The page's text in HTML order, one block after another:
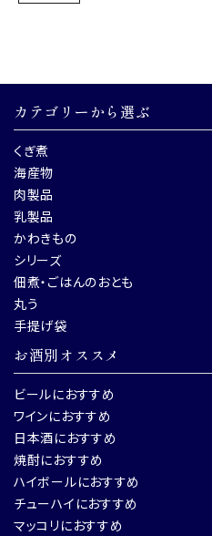
カテゴリーから選ぶ
くぎ煮
海産物
肉製品
乳製品
かわきもの
シリーズ
佃煮・ごはんのおとも
丸う
手提げ袋
お酒別オススメ
ビールにおすすめ
ワインにおすすめ
日本酒におすすめ
焼酎におすすめ
ハイボールにおすすめ
チューハイにおすすめ
マッコリにおすすめ